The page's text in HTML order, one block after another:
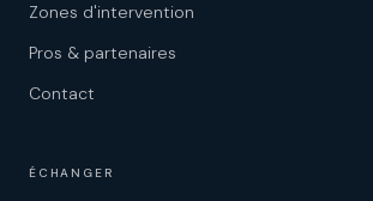
Zones d'intervention
Pros & partenaires
Contact
ÉCHANGER